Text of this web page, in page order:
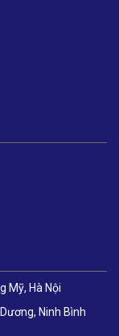
Mỹ, Hà Nội
Ninh Bình